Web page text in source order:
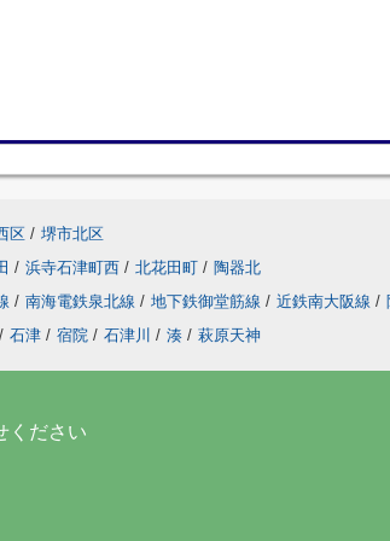
区 / 堺市北区
/ 浜寺石津町西 / 北花田町 / 陶器北
/ 南海電鉄泉北線 / 地下鉄御堂筋線 / 近鉄南大阪線 /
/ 石津 / 宿院 / 石津川 / 湊 / 萩原天神
ください